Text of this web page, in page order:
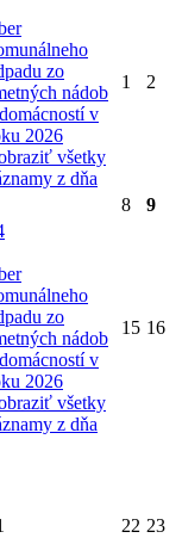
zo
nádob
v
2026
všetky
z dňa
1 2
8 9
zo
nádob
v
2026
všetky
z dňa
15 16
22 23